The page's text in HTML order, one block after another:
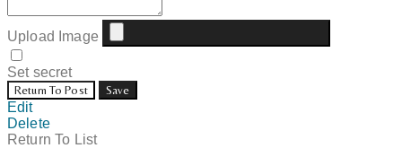
Upload Image
Set secret
Return To Post Save
Edit
Delete
Return To List